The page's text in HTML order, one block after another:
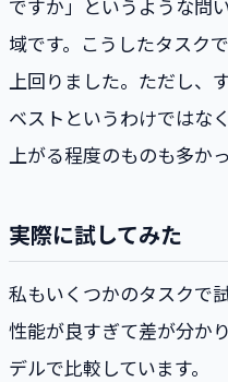
ですか」というような問
域です。こうしたタスク
上回りました。ただし、
ベストというわけではな
上がる程度のものも多か
実際に試してみた
私もいくつかのタスクで
性能が良すぎて差が分か
デルで比較しています。